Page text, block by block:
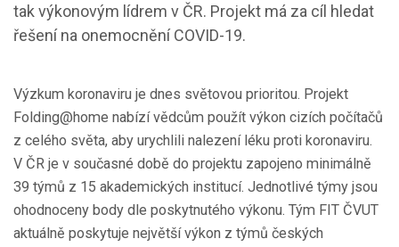
tak výkonovým lídrem v ČR. Projekt má za cíl hledat
řešení na onemocnění COVID-19.
Výzkum koronaviru je dnes světovou prioritou. Projekt
Folding@home nabízí vědcům použít výkon cizích počítačů
z celého světa, aby urychlili nalezení léku proti koronaviru.
V ČR je v současné době do projektu zapojeno minimálně
39 týmů z 15 akademických institucí. Jednotlivé týmy jsou
ohodnoceny body dle poskytnutého výkonu. Tým FIT ČVUT
aktuálně poskytuje největší výkon z týmů českých